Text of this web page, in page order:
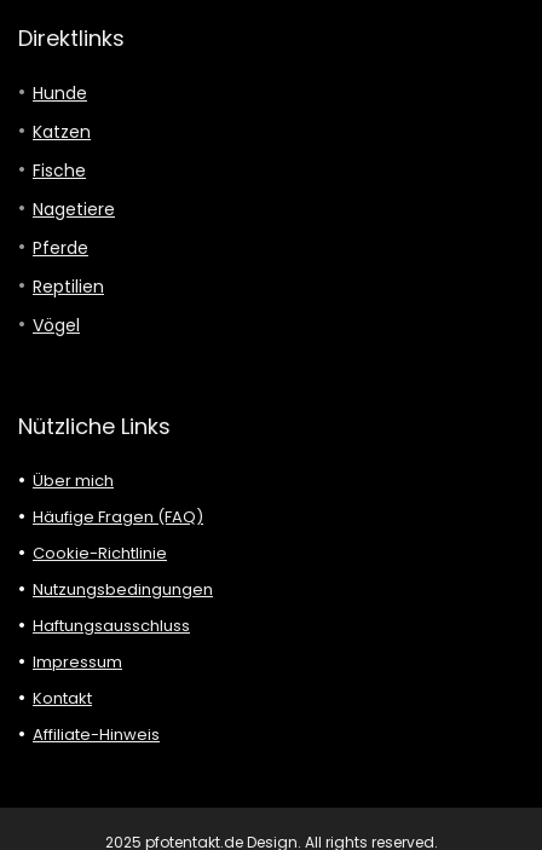
Direktlinks
Hunde
Katzen
Fische
Nagetiere
Pferde
Reptilien
Vögel
Nützliche Links
Über mich
Häufige Fragen (FAQ)
Cookie-Richtlinie
Nutzungsbedingungen
Haftungsausschluss
Impressum
Kontakt
Affiliate-Hinweis
2025 pfotentakt.de Design. All rights reserved.